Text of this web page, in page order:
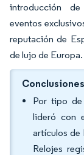
introducción
eventos
reputación de
de lujo de Europa.
Por tipo
lideró con
artículos de
Relojes